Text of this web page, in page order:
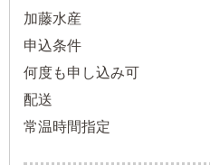
加藤水産
申込条件
何度も申し込み可
配送
常温時間指定